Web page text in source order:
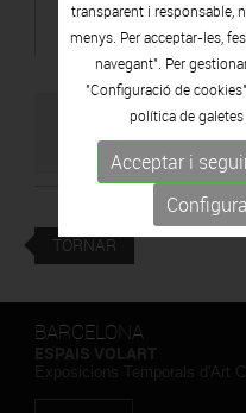
TORNAR
BARCELONA
transparent i responsable,
menys. Per acceptar-les,
navegant". Per
"Configuració de
política de
Acceptar i